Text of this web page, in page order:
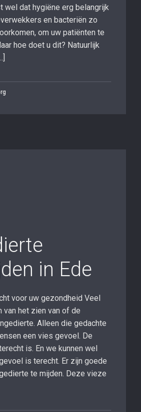
wel dat hygiëne erg belangrijk
en bacteriën zo
om uw patiënten te
hoe doet u dit? Natuurlijk
in Ede
voor uw gezondheid Veel
van het zien van of de
Alleen die gedachte
een vies gevoel. De
is. En we kunnen wel
is terecht. Er zijn goede
te mijden. Deze vieze